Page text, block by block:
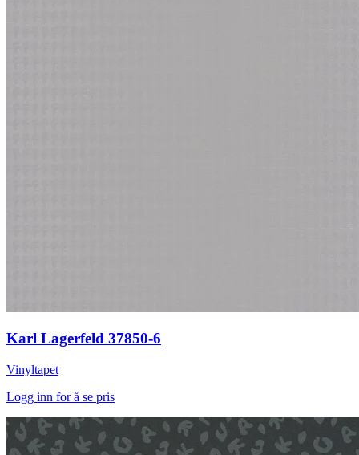
Karl Lagerfeld 37850-6
Vinyltapet
Logg inn for å se pris